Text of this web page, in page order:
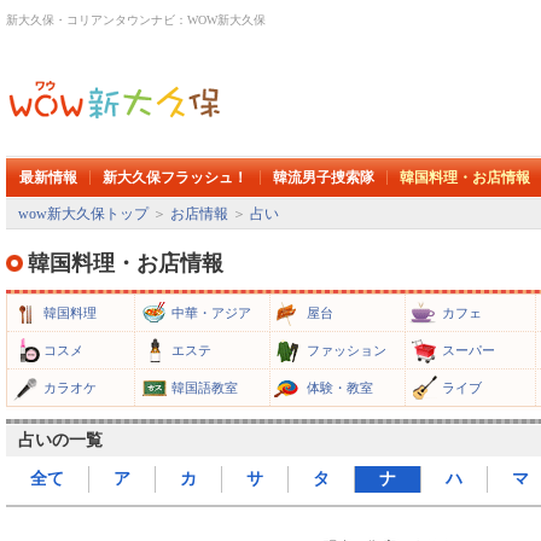
新大久保・コリアンタウンナビ：WOW新大久保
最新情報 新大久保フラッシュ！ 韓流男子捜索隊 韓国料理・お店情報
wow新大久保トップ＞ お店情報 ＞ 占い
韓国料理・お店情報
韓国料理 中華・アジア 屋台 カフェ
コスメ エステ ファッション スーパー
カラオケ 韓国語教室 体験・教室 ライブ
占いの一覧
全て ア カ サ タ ナ ハ マ